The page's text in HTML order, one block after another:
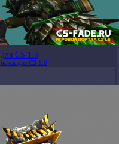
CS 1.6
для CS 1.6